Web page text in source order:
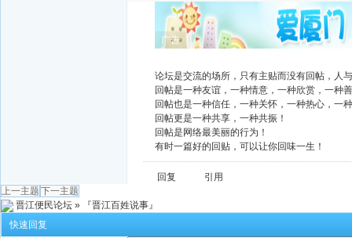
广告
论坛是交流的场所，只有主贴而没有回帖，人
回帖是一种友谊，一种情意，一种欣赏，一种
回帖也是一种信任，一种关怀，一种热心，一
回帖更是一种共享，一种共振！
回帖是网络最美丽的行为！
有时一篇好的回贴，可以让你回味一生！
回复
引用
上一主题 下一主题
晋江便民论坛 »
『晋江百姓说事』
快速回复